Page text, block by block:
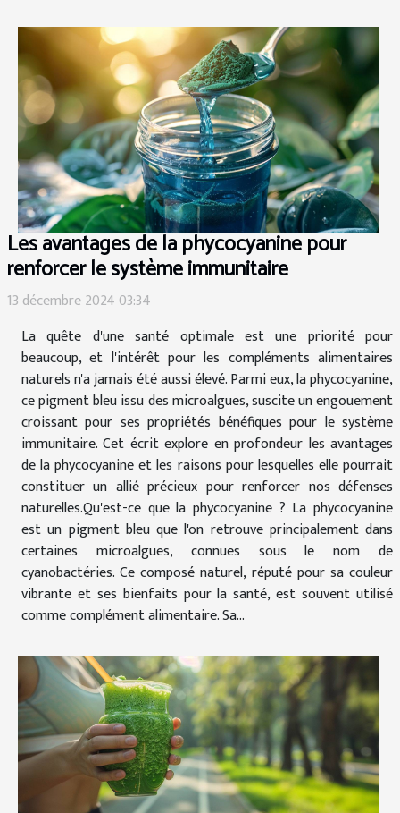
Les avantages de la phycocyanine pour
renforcer le système immunitaire
13 décembre 2024 03:34
La quête d'une santé optimale est une priorité pour
beaucoup, et l'intérêt pour les compléments alimentaires
naturels n'a jamais été aussi élevé. Parmi eux, la phycocyanine,
ce pigment bleu issu des microalgues, suscite un engouement
croissant pour ses propriétés bénéfiques pour le système
immunitaire. Cet écrit explore en profondeur les avantages
de la phycocyanine et les raisons pour lesquelles elle pourrait
constituer un allié précieux pour renforcer nos défenses
naturelles.Qu'est-ce que la phycocyanine ? La phycocyanine
est un pigment bleu que l'on retrouve principalement dans
certaines microalgues, connues sous le nom de
cyanobactéries. Ce composé naturel, réputé pour sa couleur
vibrante et ses bienfaits pour la santé, est souvent utilisé
comme complément alimentaire. Sa...